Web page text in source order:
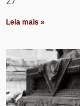
Leia mais »